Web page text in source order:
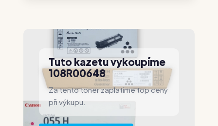
Tuto kazetu vykoupíme
108R00648
Za tento toner zaplatíme top ceny
při výkupu.